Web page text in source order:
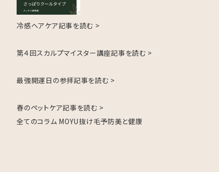
冷感ヘアケア記事を読む >
第４回スカルプマイスター講座記事を読む >
最強開運日の参拝記事を読む >
春のペットケア記事を読む >
全てのコラム MOYU抜け毛予防美と健康